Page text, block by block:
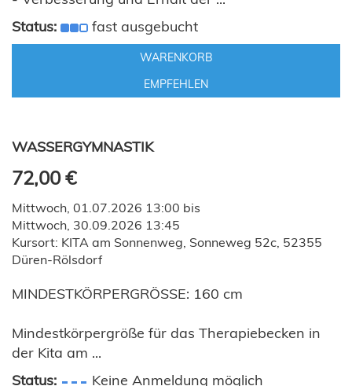
Status:
fast ausgebucht
WARENKORB
EMPFEHLEN
WASSERGYMNASTIK
72,00 €
Mittwoch, 01.07.2026 13:00 bis
Mittwoch, 30.09.2026 13:45
Kursort: KITA am Sonnenweg, Sonneweg 52c, 52355
Düren-Rölsdorf
MINDESTKÖRPERGRÖSSE: 160 cm
Mindestkörpergröße für das Therapiebecken in
der Kita am ...
Status:
Keine Anmeldung möglich